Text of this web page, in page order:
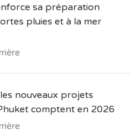
sa préparation
pluies et à la mer
nouveaux projets
comptent en 2026